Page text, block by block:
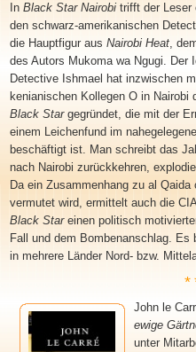
In Black Star Nairobi trifft der Leser
den schwarz-amerikanischen
die Hauptfigur aus Nairobi Heat,
des Autors Mukoma wa Ngugi. Der
Detective Ishmael hat inzwischen
kenianischen Kollegen O in Nairobi
Black Stargegründet, die mit der
einem Leichenfund im
beschäftigt ist. Man schreibt das
nach Nairobi zurückkehren,
Da ein Zusammenhang zu al
vermutet wird, ermittelt auch die
Black Stareinen politisch
Fall und dem Bombenanschlag.
in mehrere Länder Nord- bzw.
John le
ewige
unter